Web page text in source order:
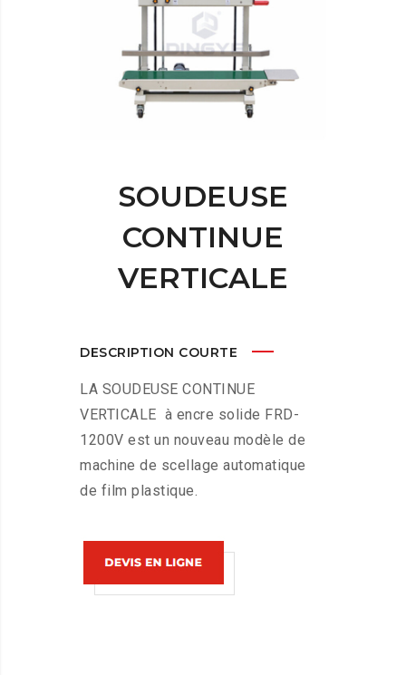
SOUDEUSE
CONTINUE
VERTICALE
DESCRIPTION COURTE
LA SOUDEUSE CONTINUE
VERTICALE à encre solide FRD-
1200V est un nouveau modèle de
machine de scellage automatique
de film plastique.